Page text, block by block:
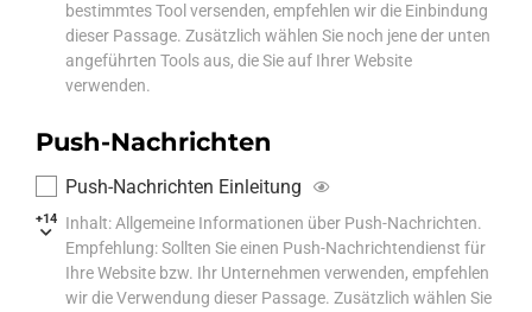
bestimmtes Tool versenden, empfehlen wir die Einbindung
dieser Passage. Zusätzlich wählen Sie noch jene der unten
angeführten Tools aus, die Sie auf Ihrer Website
verwenden.
Push-Nachrichten
+14
Push-Nachrichten Einleitung
Inhalt: Allgemeine Informationen über Push-Nachrichten.
Empfehlung: Sollten Sie einen Push-Nachrichtendienst für
Ihre Website bzw. Ihr Unternehmen verwenden, empfehlen
wir die Verwendung dieser Passage. Zusätzlich wählen Sie